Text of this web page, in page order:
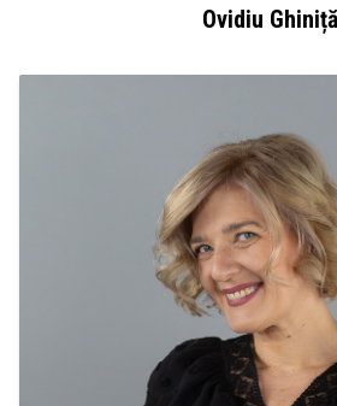
Ovidiu Ghiniță